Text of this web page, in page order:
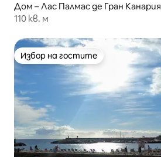
Дом – Лас Палмас де Гран Канария
110 кв. м
Избор на гостите
Избор на гостите